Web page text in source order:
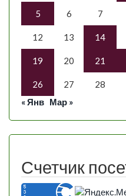
5 6 7
12 13 14
19 20 21
26 27 28
« Янв Мар »
Счетчик